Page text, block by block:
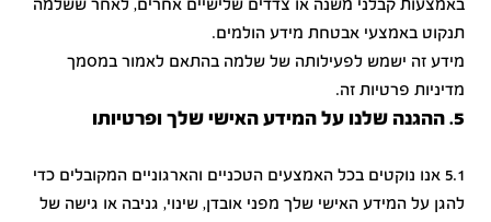
באמצעות קבלני משנה או צדדים שלישיים אחרים, לאחר ששלמה
תנקוט באמצעי אבטחת מידע הולמים.
מידע זה ישמש לפעילותה של שלמה בהתאם לאמור במסמך
מדיניות פרטיות זה.
5. ההגנה שלנו על המידע האישי שלך ופרטיותו
5.1 אנו נוקטים בכל האמצעים הטכניים והארגוניים המקובלים כדי
להגן על המידע האישי שלך מפני אובדן, שינוי, גניבה או גישה של